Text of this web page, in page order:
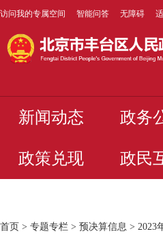
访问我的专属空间 智能问答 无障碍
新闻动态 政务
政策兑现 政民
首页 > 专题专栏 > 预决算信息 > 2023